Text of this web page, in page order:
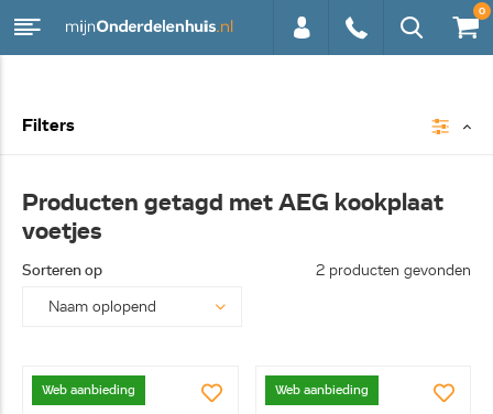
0
Filters
Producten getagd met AEG kookplaat
voetjes
Sorteren op 2 producten gevonden
Web aanbieding Web aanbieding